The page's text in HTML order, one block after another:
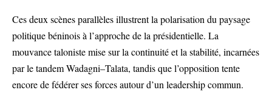
Ces deux scènes parallèles illustrent la polarisation du paysage
politique béninois à l’approche de la présidentielle. La
mouvance taloniste mise sur la continuité et la stabilité, incarnées
par le tandem Wadagni–Talata, tandis que l’opposition tente
encore de fédérer ses forces autour d’un leadership commun.